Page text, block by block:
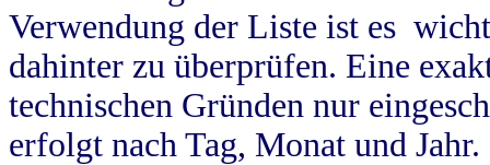
Verwendung der Liste ist es
dahinter zu überprüfen. Eine
technischen Gründen nur
erfolgt nach Tag, Monat und Jahr.